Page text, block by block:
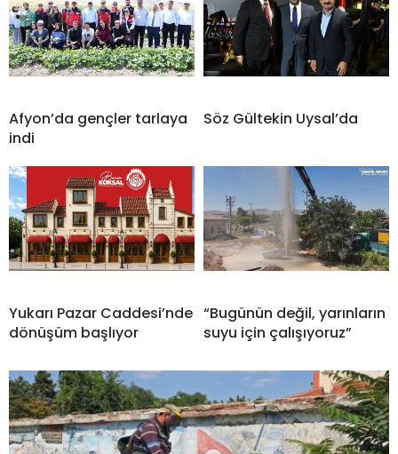
Afyon’da gençler tarlaya
indi
Söz Gültekin Uysal’da
Yukarı Pazar Caddesi’nde
dönüşüm başlıyor
“Bugünün değil, yarınların
suyu için çalışıyoruz”